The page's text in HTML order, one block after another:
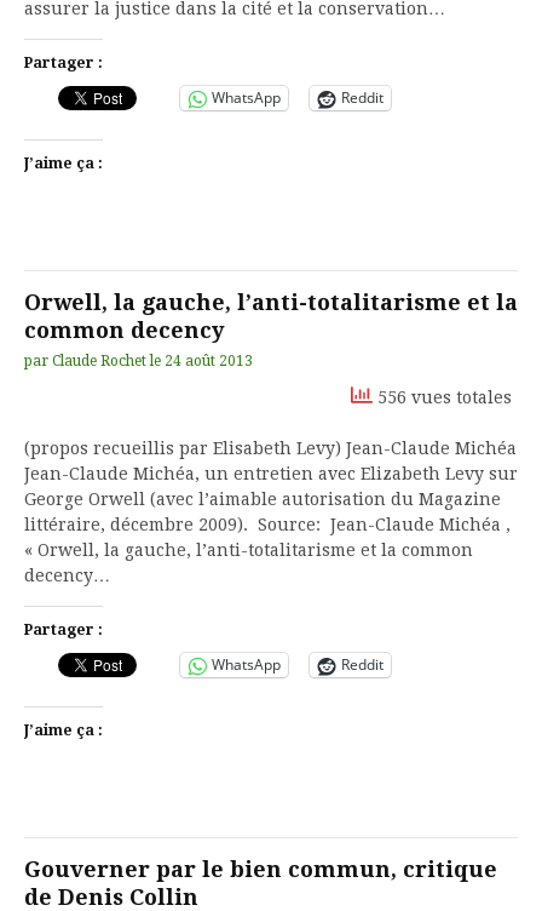
assurer la justice dans la cité et la conservation…
Partager :
WhatsApp Reddit
J’aime ça :
Orwell, la gauche, l’anti-totalitarisme et la
common decency
par Claude Rochet le 24 août 2013
556 vues totales
(propos recueillis par Elisabeth Levy) Jean-Claude Michéa
Jean-Claude Michéa, un entretien avec Elizabeth Levy sur
George Orwell (avec l’aimable autorisation du Magazine
littéraire, décembre 2009). Source: Jean-Claude Michéa ,
« Orwell, la gauche, l’anti-totalitarisme et la common
decency…
Partager :
WhatsApp Reddit
J’aime ça :
Gouverner par le bien commun, critique
de Denis Collin